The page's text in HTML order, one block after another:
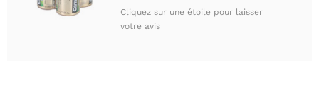
Cliquez sur une étoile pour laisser
votre avis